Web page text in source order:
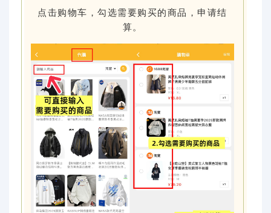
点击购物车，勾选需要购买的商品，申请结
算。